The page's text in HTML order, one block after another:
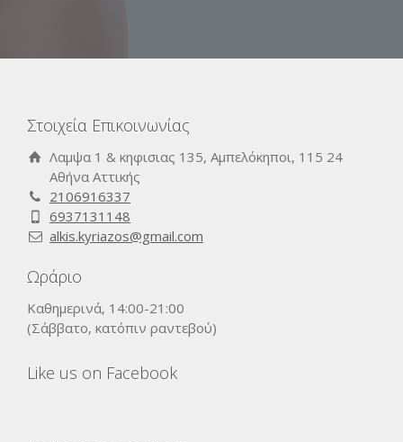
Στοιχεία Επικοινωνίας
Λαμψα 1 & κηφισιας 135, Αμπελόκηποι, 115 24
Αθήνα Αττικής
2106916337
6937131148
alkis.kyriazos@gmail.com
Ωράριο
Καθημερινά, 14:00-21:00
(Σάββατο, κατόπιν ραντεβού)
Like us on Facebook